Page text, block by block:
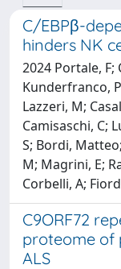
C/EBPβ-
hinders NK
2024 Portale, F;
Kunderfranco,
Lazzeri, M;
Camisaschi, C;
S; Bordi,
M; Magrini, E;
Corbelli, A;
C9ORF72
proteome of
ALS